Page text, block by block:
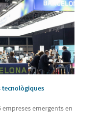
tecnològiques
emergents en